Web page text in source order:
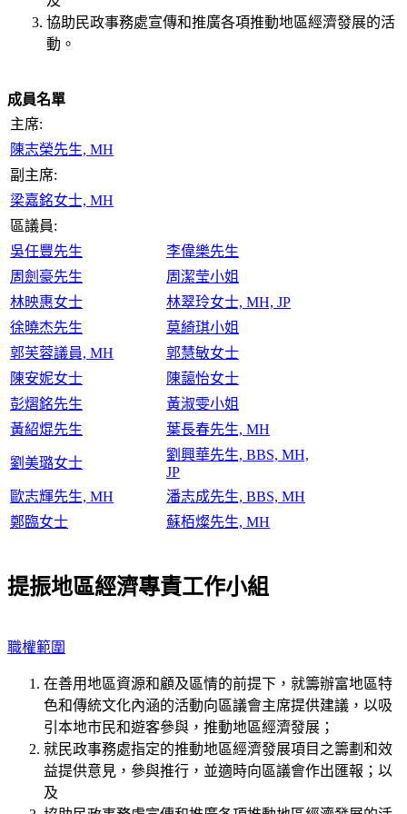
協助民政事務處宣傳和推廣各項推動地區經濟發展的活
動。
成員名單
主席:
陳志榮先生, MH
副主席:
梁嘉銘女士, MH
區議員:
吳任豐先生
李偉樂先生
周劍豪先生
周潔莹小姐
林映惠女士
林翠玲女士, MH, JP
徐曉杰先生
莫綺琪小姐
郭芙蓉議員, MH
郭慧敏女士
陳安妮女士
陳藹怡女士
彭熠銘先生
黃淑雯小姐
黃紹焜先生
葉長春先生, MH
劉美璐女士
劉興華先生, BBS, MH,
JP
歐志輝先生, MH
潘志成先生, BBS, MH
鄭臨女士
蘇栢燦先生, MH
提振地區經濟專責工作小組
職權範圍
在善用地區資源和顧及區情的前提下，就籌辦富地區特
色和傳統文化內涵的活動向區議會主席提供建議，以吸
引本地市民和遊客參與，推動地區經濟發展；
就民政事務處指定的推動地區經濟發展項目之籌劃和效
益提供意見，參與推行，並適時向區議會作出匯報；以
及